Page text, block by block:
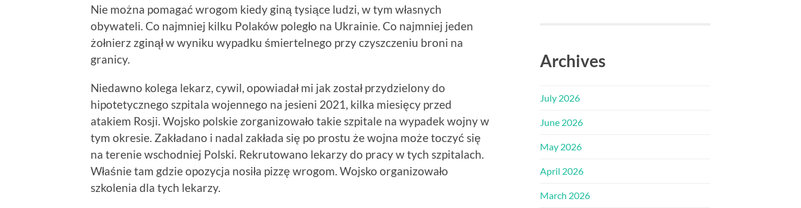
Nie można pomagać wrogom kiedy giną tysiące ludzi, w tym własnych
obywateli. Co najmniej kilku Polaków poległo na Ukrainie. Co najmniej jeden
żołnierz zginął w wyniku wypadku śmiertelnego przy czyszczeniu broni na
granicy.
Niedawno kolega lekarz, cywil, opowiadał mi jak został przydzielony do
hipotetycznego szpitala wojennego na jesieni 2021, kilka miesięcy przed
atakiem Rosji. Wojsko polskie zorganizowało takie szpitale na wypadek wojny w
tym okresie. Zakładano i nadal zakłada się po prostu że wojna może toczyć się
na terenie wschodniej Polski. Rekrutowano lekarzy do pracy w tych szpitalach.
Właśnie tam gdzie opozycja nosiła pizzę wrogom. Wojsko organizowało
szkolenia dla tych lekarzy.
Archives
July 2026
June 2026
May 2026
April 2026
March 2026